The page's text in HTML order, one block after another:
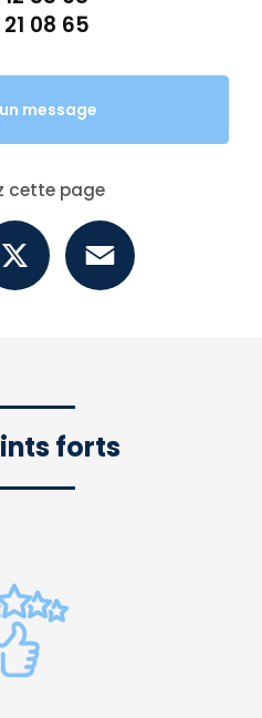
08 65
message
cette page
forts